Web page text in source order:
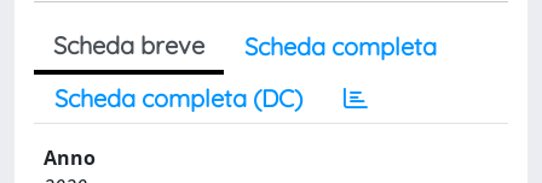
Scheda breve
Scheda completa
Scheda completa (DC)
Anno